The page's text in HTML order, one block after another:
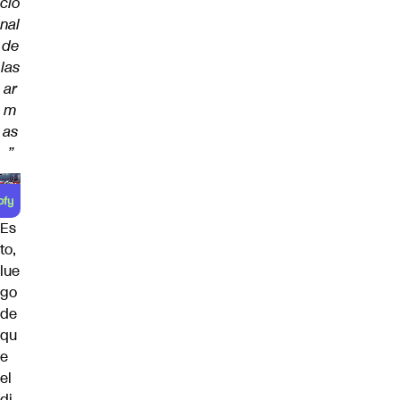
nal
de
las
ar
m
as
”
Es
to,
lue
go
de
qu
e
el